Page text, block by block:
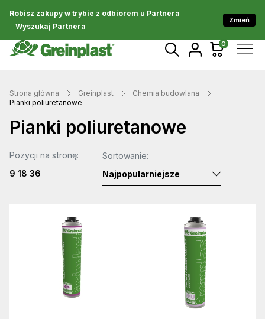
Robisz zakupy w trybie z odbiorem u Partnera
Wyszukaj Partnera
Zmień
0
Strona główna Greinplast
Chemia budowlana
Pianki poliuretanowe
Pianki poliuretanowe
Pozycji na stronę:
9 18 36
Sortowanie: